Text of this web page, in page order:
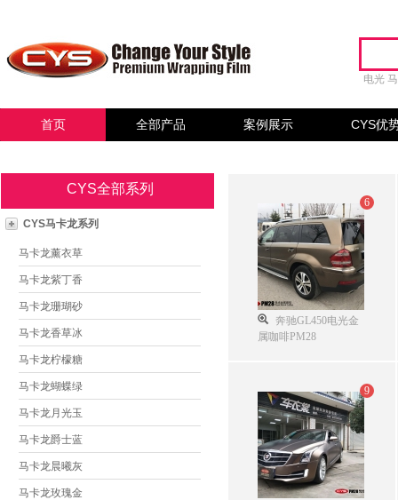
电光
首页 全部产品 案例展示 CYS优
CYS全部系列
CYS马卡龙系列
马卡龙薰衣草
马卡龙紫丁香
马卡龙珊瑚砂
马卡龙香草冰
马卡龙柠檬糖
马卡龙蝴蝶绿
马卡龙月光玉
马卡龙爵士蓝
马卡龙晨曦灰
马卡龙玫瑰金
奔驰GL450电光金
属咖啡PM28
6
9